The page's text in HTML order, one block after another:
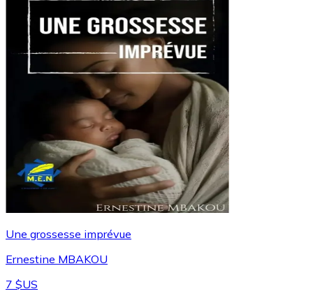
Une grossesse imprévue
Ernestine MBAKOU
7 $US